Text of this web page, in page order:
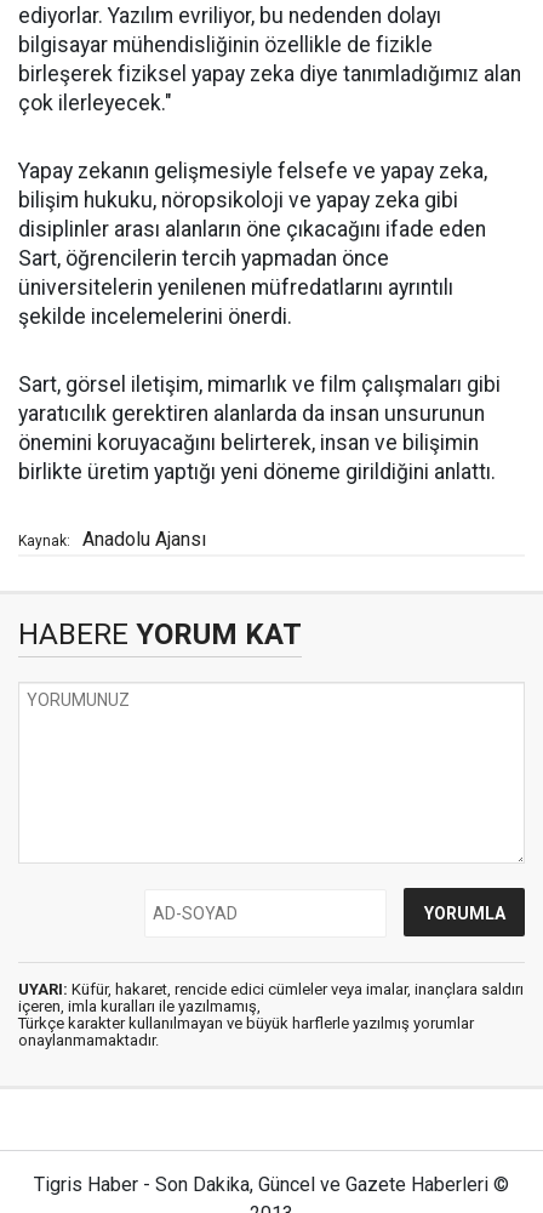
ediyorlar. Yazılım evriliyor, bu nedenden dolayı
bilgisayar mühendisliğinin özellikle de fizikle
birleşerek fiziksel yapay zeka diye tanımladığımız alan
çok ilerleyecek."
Yapay zekanın gelişmesiyle felsefe ve yapay zeka,
bilişim hukuku, nöropsikoloji ve yapay zeka gibi
disiplinler arası alanların öne çıkacağını ifade eden
Sart, öğrencilerin tercih yapmadan önce
üniversitelerin yenilenen müfredatlarını ayrıntılı
şekilde incelemelerini önerdi.
Sart, görsel iletişim, mimarlık ve film çalışmaları gibi
yaratıcılık gerektiren alanlarda da insan unsurunun
önemini koruyacağını belirterek, insan ve bilişimin
birlikte üretim yaptığı yeni döneme girildiğini anlattı.
Kaynak: Anadolu Ajansı
HABERE YORUM KAT
UYARI: Küfür, hakaret, rencide edici cümleler veya imalar, inançlara saldırı
içeren, imla kuralları ile yazılmamış,
Türkçe karakter kullanılmayan ve büyük harflerle yazılmış yorumlar
onaylanmamaktadır.
Tigris Haber - Son Dakika, Güncel ve Gazete Haberleri ©